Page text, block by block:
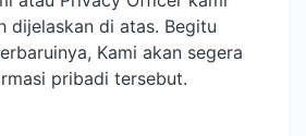
dijelaskan di atas. Begitu
Kami akan segera
pribadi tersebut.